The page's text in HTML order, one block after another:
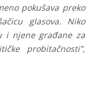
pokušava preko
glasova. Niko
i njene građane za
probitačnosti”,